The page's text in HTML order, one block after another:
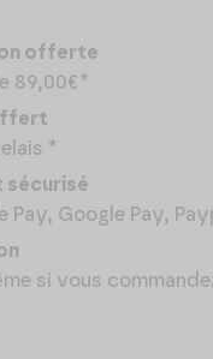
offerte
89,00€*
*
sécurisé
Pay, Google Pay,
si vous